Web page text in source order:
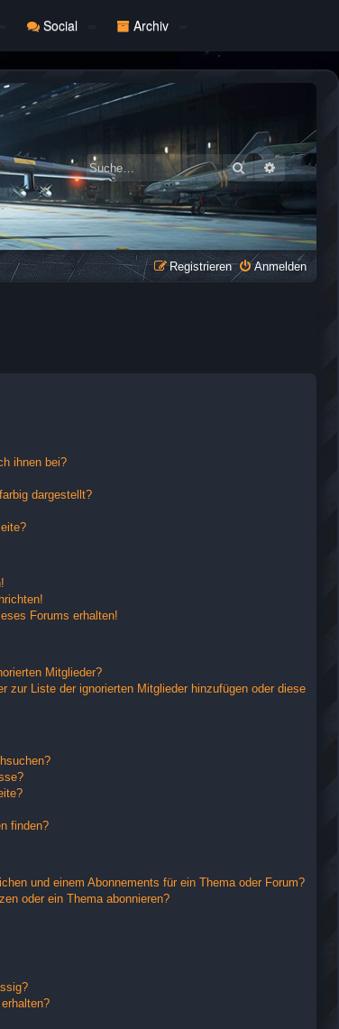
Social Archiv
Suche Erweiterte
Anmelden
Registrieren
ihnen bei?
dargestellt?
Forums erhalten!
Mitglieder?
zur Liste der ignorierten Mitglieder hinzufügen oder diese
finden?
und einem Abonnements für ein Thema oder Forum?
oder ein Thema abonnieren?